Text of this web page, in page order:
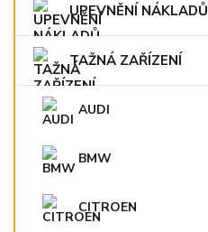
UPEVNĚNÍ NÁKLADŮ
TAŽNÁ ZAŘÍZENÍ
AUDI
BMW
CITROEN